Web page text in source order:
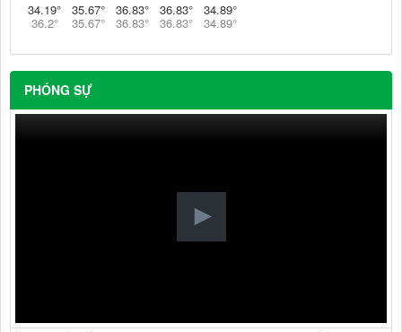
34.19°
36.2°
35.67°
35.67°
36.83°
36.83°
36.83°
36.83°
34.89°
34.89°
PHÓNG SỰ